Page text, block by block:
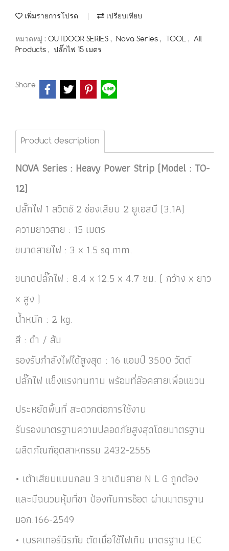
เพิ่มรายการโปรด เปรียบเทียบ
หมวดหมู่ : OUTDOOR SERIES , Nova Series , TOOL ,
All
Products , ปลั๊กไฟ 15 เมตร
Share
Product description
NOVA Series : Heavy Power Strip (Model : TO-
12)
ปลั๊กไฟ 1 สวิตช์ 2 ช่องเสียบ 2 ยูเอสบี (3.1A)
ความยาวสาย : 15 เมตร
ขนาดสายไฟ : 3 x 1.5 sq.mm.
ขนาดปลั๊กไฟ : 8.4 x 12.5 x 4.7 ซม. ( กว้าง x ยาว
x สูง )
น้ำหนัก : 2 kg.
สี : ดำ / ส้ม
รองรับกำลังไฟได้สูงสุด : 16 แอมป์ 3500 วัตต์
ปลั๊กไฟ แข็งแรงทนทาน พร้อมที่ล๊อคสายเพื่อแขวน
ประหยัดพื้นที่ สะดวกต่อการใช้งาน
รับรองมาตรฐานความปลอดภัยสูงสุดโดยมาตรฐาน
ผลิตภัณฑ์อุตสาหกรรม 2432-2555
• เต้าเสียบแบบกลม 3 ขาเดินสาย N L G ถูกต้อง
และมีฉนวนหุ้มที่ขา ป้องกันการช็อต ผ่านมาตรฐาน
มอก.166-2549
• เบรคเกอร์นิรภัย ตัดเมื่อใช้ไฟเกิน มาตรฐาน IEC